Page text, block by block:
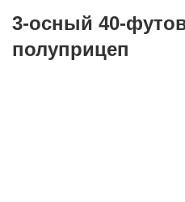
низкорамный прицеп
полуприцеп
3-осный 40-
полуприцеп